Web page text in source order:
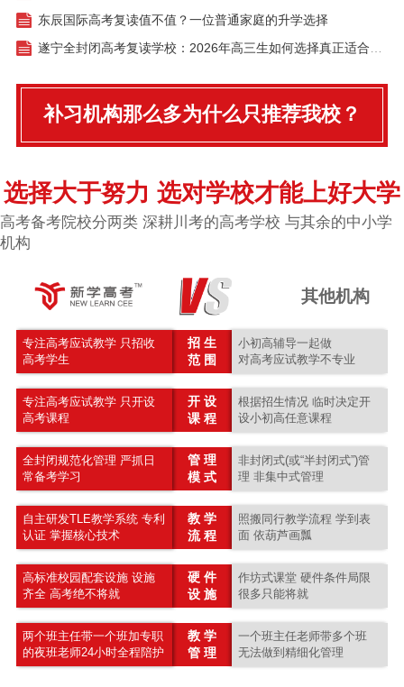
东辰国际高考复读值不值？一位普通家庭的升学选择
补习机构那么多为什么只推荐我校？
选择大于努力 选对学校才能上好大学
高考备考院校分两类 深耕川考的高考学校 与其余的中小学
机构
其他机构
专注高考应试教学 只招收
高考学生
招 生
范 围
小初高辅导一起做
对高考应试教学不专业
专注高考应试教学 只开设
高考课程
开 设
课 程
根据招生情况 临时决定开
设小初高任意课程
全封闭规范化管理 严抓日
常备考学习
管 理
模 式
非封闭式(或“半封闭式”)管
理 非集中式管理
自主研发TLE教学系统 专利
认证 掌握核心技术
教 学
流 程
照搬同行教学流程 学到表
面 依葫芦画瓢
高标准校园配套设施 设施
齐全 高考绝不将就
硬 件
设 施
作坊式课堂 硬件条件局限
很多只能将就
两个班主任带一个班加专职
的夜班老师24小时全程陪护
教 学
管 理
一个班主任老师带多个班
无法做到精细化管理